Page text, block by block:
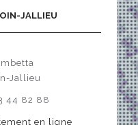
JALLIEU
Jallieu
44 82 88
en ligne